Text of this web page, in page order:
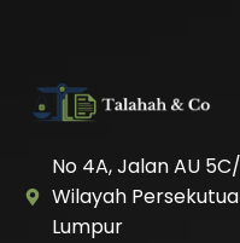
No 4A, Jalan AU
Wilayah
Lumpur